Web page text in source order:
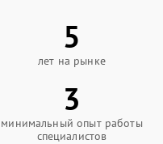
5
лет на рынке
3
минимальный опыт работы
специалистов